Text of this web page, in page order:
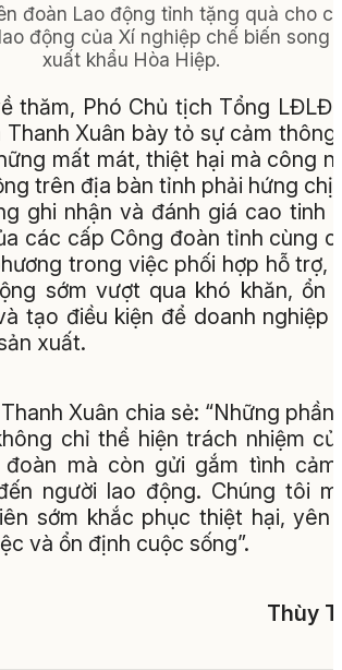
đoàn Lao động tỉnh tặng quà cho
động của Xí nghiệp chế biến song
xuất khẩu Hòa Hiệp.
thăm, Phó Chủ tịch Tổng LĐLĐ
Thanh Xuân bày tỏ sự cảm thông
mất mát, thiệt hại mà công
trên địa bàn tỉnh phải hứng
ghi nhận và đánh giá cao tinh
các cấp Công đoàn tỉnh cùng
trong việc phối hợp hỗ trợ,
sớm vượt qua khó khăn, ổn
tạo điều kiện để doanh nghiệp
xuất.
Xuân chia sẻ: “Những phần
chỉ thể hiện trách nhiệm
đoàn mà còn gửi gắm tình
người lao động. Chúng tôi
sớm khắc phục thiệt hại, yên
và ổn định cuộc sống”.
Thùy